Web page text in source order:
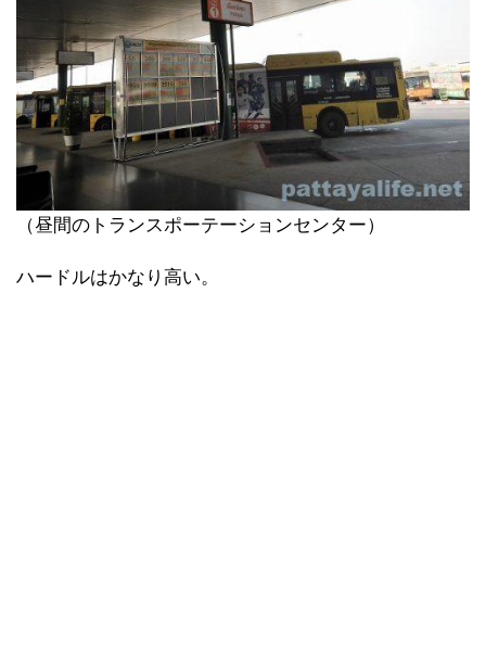
（昼間のトランスポーテーションセンター）
ハードルはかなり高い。